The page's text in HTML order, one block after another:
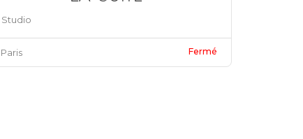
Favoris
Studio
Paris Fermé